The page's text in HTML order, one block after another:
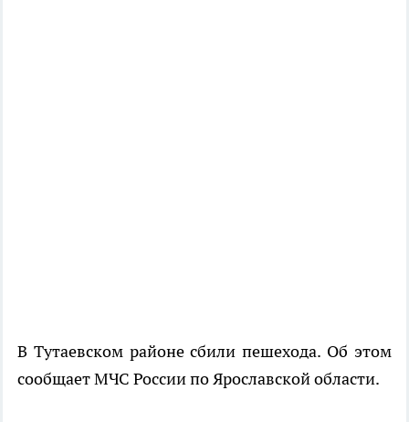
В Тутаевском районе сбили пешехода. Об этом
сообщает МЧС России по Ярославской области.